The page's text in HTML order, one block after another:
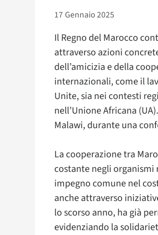
17 Gennaio 2025
Il Regno del Marocco
attraverso azioni
dell’amicizia e della
internazionali, come il
Unite, sia nei contesti
nell’Unione Africana
Malawi, durante una
La cooperazione tra
costante negli
impegno comune nel
anche attraverso
lo scorso anno, ha già
evidenziando la